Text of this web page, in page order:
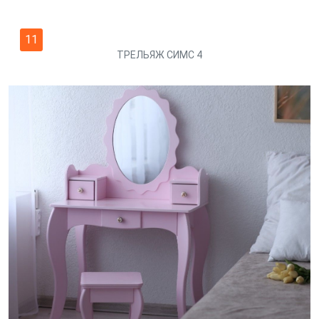
11
ТРЕЛЬЯЖ СИМС 4